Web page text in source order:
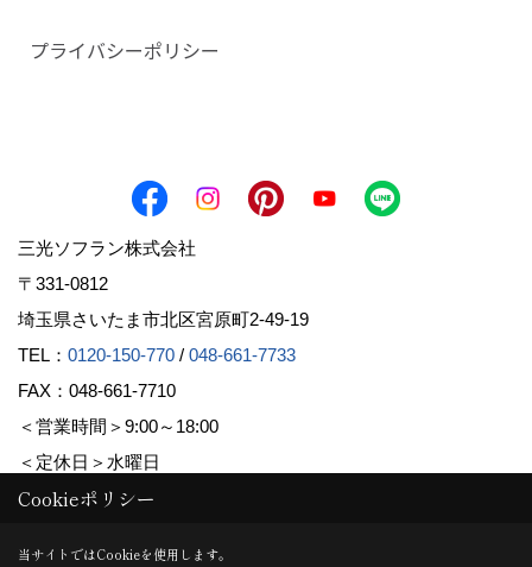
プライバシーポリシー
三光ソフラン株式会社
〒331-0812
埼玉県さいたま市北区宮原町2-49-19
TEL： 0120-150-770 / 048-661-7733
FAX：048-661-7710
＜営業時間＞9:00～18:00
＜定休日＞水曜日
Copyright (c) Sanko Soflan Corporation. All Rights Reserved.
Cookieポリシー
当サイトではCookieを使用します。